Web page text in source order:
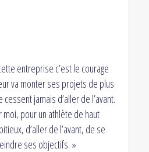
entreprise c’est le courage
va monter ses projets de plus
jamais d’aller de l’avant.
moi, pour un athlète de haut
d’aller de l’avant, de se
ses objectifs. »